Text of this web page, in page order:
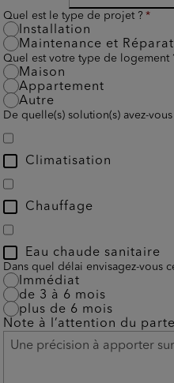
Quel est le type de projet ?
Installation
Maintenance et
Quel est votre type de logement
Maison
Appartement
Autre
De quelle(s) solution(s) avez-
Climatisation
Chauffage
Eau chaude sanitaire
Dans quel délai envisagez-vous
Immédiat
de 3 à 6 mois
plus de 6 mois
Note à l’attention du